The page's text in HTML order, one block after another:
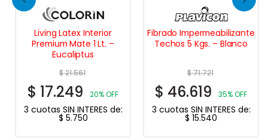
Living Latex Interior
Premium Mate 1 Lt. –
Eucaliptus
$21.561
$ 17.249 20% OFF
3 cuotas SIN INTERES de:
$ 5.750
Fibrado Impermeabilizante
Techos 5 Kgs. – Blanco
$71.721
$ 46.619 35% OFF
3 cuotas SIN INTERES de:
$ 15.540